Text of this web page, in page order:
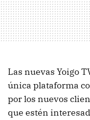
Las nuevas Yoigo
única plataforma
por los nuevos
que estén